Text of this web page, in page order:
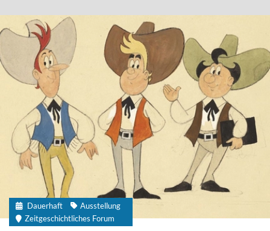
Dauerhaft
Ausstellung
Zeitgeschichtliches Forum